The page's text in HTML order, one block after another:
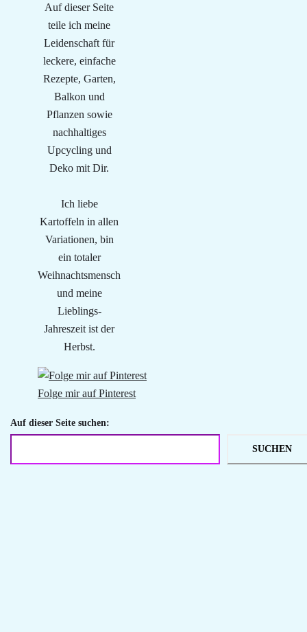
Auf dieser Seite
teile ich meine
Leidenschaft für
leckere, einfache
Rezepte, Garten,
Balkon und
Pflanzen sowie
nachhaltiges
Upcycling und
Deko mit Dir.
Ich liebe
Kartoffeln in allen
Variationen, bin
ein totaler
Weihnachtsmensch
und meine
Lieblings-
Jahreszeit ist der
Herbst.
Folge mir auf Pinterest
Auf dieser Seite suchen:
SUCHEN